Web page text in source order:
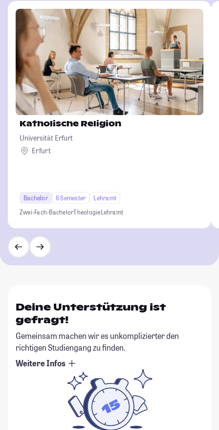
Katholische Religion
Universität Erfurt
Erfurt
Bachelor 6 Semester
Lehramt
Zwei-Fach-BachelorTheologieLehramt
Deine Unterstützung ist
gefragt!
Gemeinsam machen wir es unkomplizierter den
richtigen Studiengang zu finden.
Weitere Infos